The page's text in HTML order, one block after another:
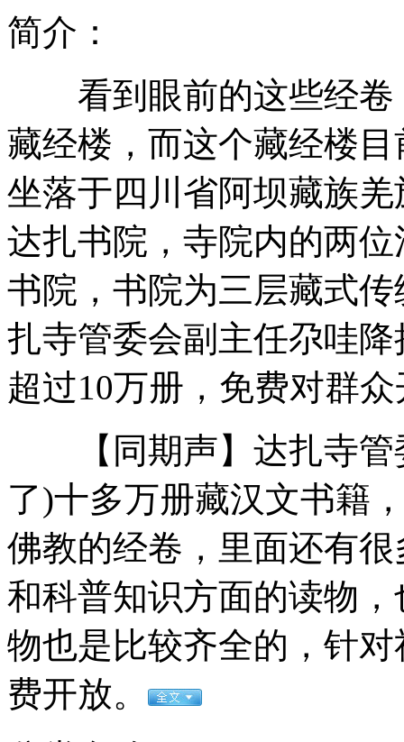
科学家发明新型织物可用体热充电
金鹰节颁奖礼陈思成佟丽娅深情对唱
短信提醒违停 5分钟驶离免罚
山西运城恶犬咬伤多人 警民合力深夜将其击毙
女孩北京地铁殴打老人 痛下狠手拳打脚踢
外交部：反对强权政治霸凌主义
外交部：有关国家言论片面不公正
简介：
看到眼前的这些经卷
藏经楼，而这个藏经楼
坐落于四川省阿坝藏族
达扎书院，寺院内的两
书院，书院为三层藏式
扎寺管委会副主任尕哇
超过10万册，免费对群
【同期声】达扎寺管
了)十多万册藏汉文书籍
佛教的经卷，里面还有
和科普知识方面的读物
物也是比较齐全的，针
费开放。